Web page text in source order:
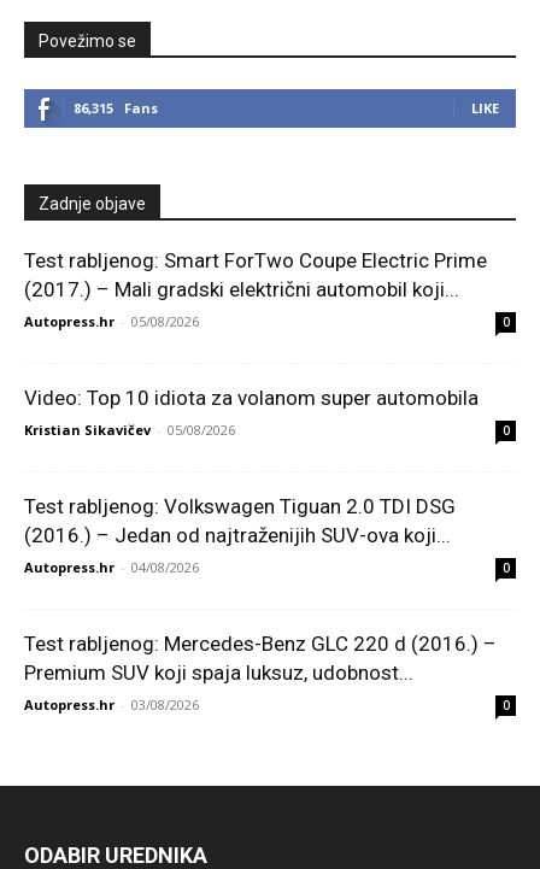
Povežimo se
86,315 Fans LIKE
Zadnje objave
Test rabljenog: Smart ForTwo Coupe Electric Prime
(2017.) – Mali gradski električni automobil koji...
Autopress.hr - 05/08/2026 0
Video: Top 10 idiota za volanom super automobila
Kristian Sikavičev - 05/08/2026 0
Test rabljenog: Volkswagen Tiguan 2.0 TDI DSG
(2016.) – Jedan od najtraženijih SUV-ova koji...
Autopress.hr - 04/08/2026 0
Test rabljenog: Mercedes-Benz GLC 220 d (2016.) –
Premium SUV koji spaja luksuz, udobnost...
Autopress.hr - 03/08/2026 0
ODABIR UREDNIKA